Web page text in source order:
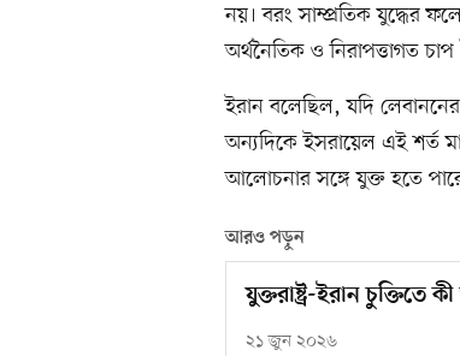
নয়। বরং সাম্প্রতিক যুদ্ধের
অর্থনৈতিক ও নিরাপত্তাগত
ইরান বলেছিল, যদি লেবাননের
অন্যদিকে ইসরায়েল এই শর্ত
আলোচনার সঙ্গে যুক্ত হতে
আরও পড়ুন
যুক্তরাষ্ট্র-ইরান
২১ জুন ২০২৬